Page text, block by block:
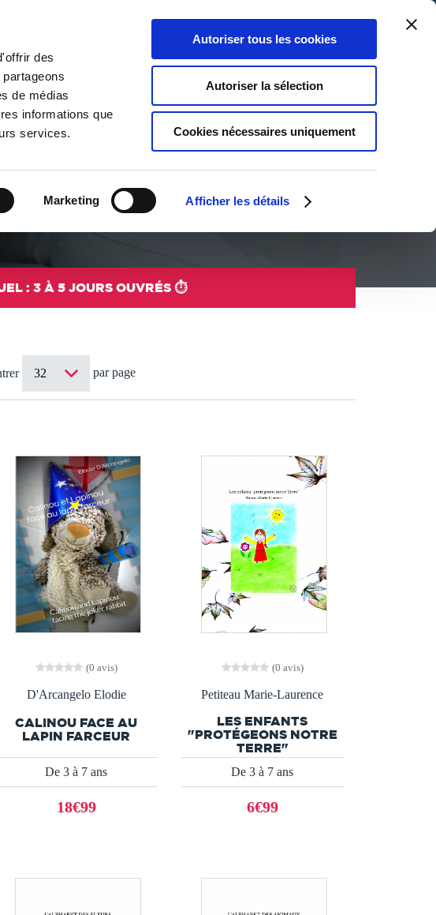
des
de médias
informations que
services.
Marketing Afficher les détails
Autoriser tous les cookies
Autoriser la sélection
Cookies nécessaires uniquement
0
Panier
0
Ma liste
Connexion
animaux parlants et aventures pleines de malice : ces ouvrages
ou fables éducatives, ils abordent des thèmes universel...
: 3 À 5 JOURS OUVRÉS ⏱️
par page
(0 avis)
D'Arcangelo Elodie
CALINOU FACE AU
LAPIN FARCEUR
De 3 à 7 ans
18€99
(0 avis)
Petiteau Marie-Laurence
LES ENFANTS
"PROTÉGEONS NOTRE
TERRE"
De 3 à 7 ans
6€99